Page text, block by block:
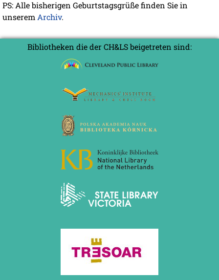
PS: Alle bisherigen Geburtstagsgrüße finden Sie in
unserem Archiv.
Bibliotheken die der CH&LS beigetreten sind: